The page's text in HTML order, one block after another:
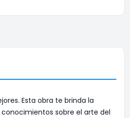
Esta obra te brinda la
sobre el arte del